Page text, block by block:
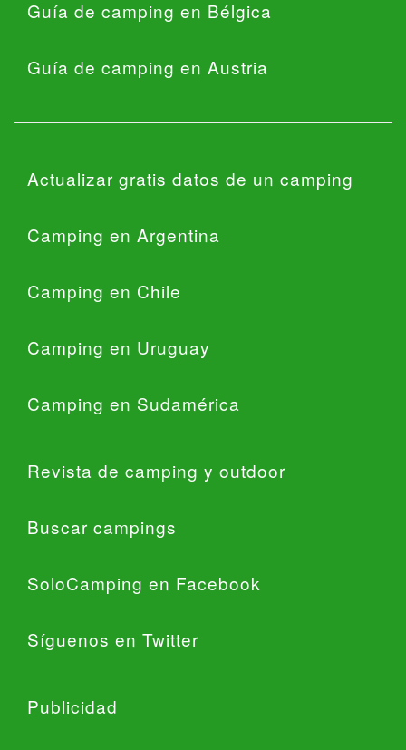
Guía de camping en Bélgica
Guía de camping en Austria
Actualizar gratis datos de un camping
Camping en Argentina
Camping en Chile
Camping en Uruguay
Camping en Sudamérica
Revista de camping y outdoor
Buscar campings
SoloCamping en Facebook
Síguenos en Twitter
Publicidad